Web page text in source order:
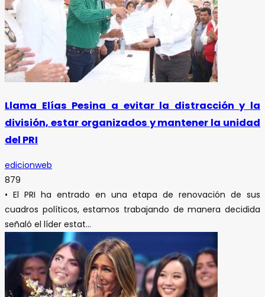
Llama Elías Pesina a evitar la distracción y la
división, estar organizados y mantener la unidad
del PRI
edicionweb
879
• El PRI ha entrado en una etapa de renovación de sus
cuadros políticos, estamos trabajando de manera decidida
señaló el líder estat...